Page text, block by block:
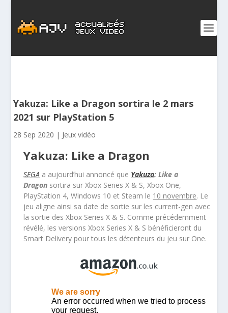
Yakuza: Like a Dragon sortira le 2 mars
2021 sur PlayStation 5
28 Sep 2020 | Jeux vidéo
Yakuza: Like a Dragon
SEGA a aujourd’hui annoncé que Yakuza: Like a
Dragon sortira sur Xbox Series X & S, Xbox One,
PlayStation 4, Windows 10 et Steam le 10 novembre. Le
jeu aligne ainsi sa date de sortie sur les current-gen avec
la sortie des Xbox Series X & S. Comme précédemment
révélé, les versions Xbox Series X & S bénéficieront du
Smart Delivery pour tous les détenteurs du jeu sur One.